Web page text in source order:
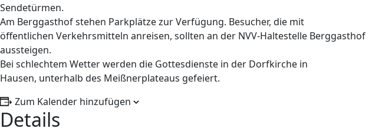
Sendetürmen.
Am Berggasthof stehen Parkplätze zur Verfügung. Besucher, die mit
öffentlichen Verkehrsmitteln anreisen, sollten an der NVV-Haltestelle Berggasthof
aussteigen.
Bei schlechtem Wetter werden die Gottesdienste in der Dorfkirche in
Hausen, unterhalb des Meißnerplateaus gefeiert.
Zum Kalender hinzufügen
Details